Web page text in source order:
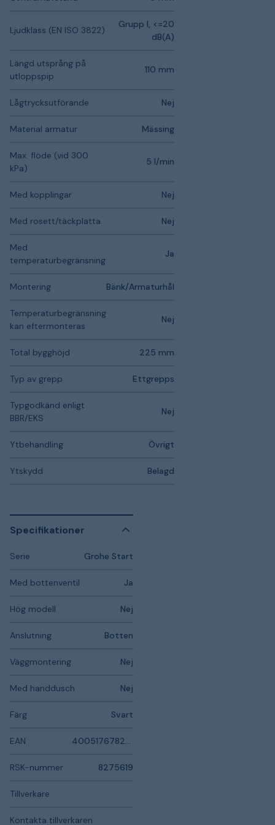
Ljudklass (EN ISO 3822)
Grupp I, <=20
dB(A)
Längd utsprång på
utloppspip
110 mm
Lågtrycksutförande Nej
Material armatur Mässing
Max. flöde (vid 300
kPa)
5 l/min
Med kopplingar Nej
Med rosett/täckplatta Nej
Med
temperaturbegränsning
Ja
Montering Bänk/Armaturhål
Temperaturbegränsning
kan eftermonteras
Nej
Total bygghöjd 225 mm
Typ av grepp Ettgrepps
Typgodkänd enligt
BBR/EKS
Nej
Ytbehandling Övrigt
Ytskydd Belagd
Specifikationer
Serie Grohe Start
Med bottenventil Ja
Hög modell Nej
Anslutning Botten
Väggmontering Nej
Med handdusch Nej
Färg Svart
EAN 4005176782008
RSK-nummer 8275619
Tillverkare
Kontakta tillverkaren